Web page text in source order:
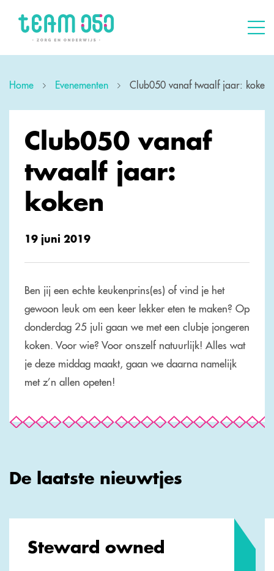
Home Evenementen Club050 vanaf twaalf jaar: koken
Club050 vanaf
twaalf jaar:
koken
19 juni 2019
Ben jij een echte keukenprins(es) of vind je het
gewoon leuk om een keer lekker eten te maken? Op
donderdag 25 juli gaan we met een clubje jongeren
koken. Voor wie? Voor onszelf natuurlijk! Alles wat
je deze middag maakt, gaan we daarna namelijk
met z’n allen opeten!
De laatste nieuwtjes
Steward owned